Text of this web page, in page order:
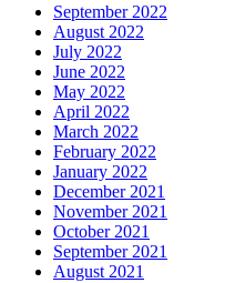
September 2022
August 2022
July 2022
June 2022
May 2022
April 2022
March 2022
February 2022
January 2022
December 2021
November 2021
October 2021
September 2021
August 2021